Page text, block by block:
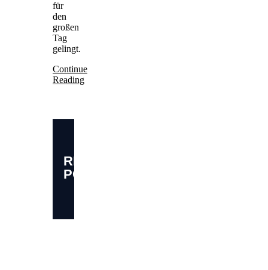
für
den
großen
Tag
gelingt.
Continue
Reading
RELATED
POSTS